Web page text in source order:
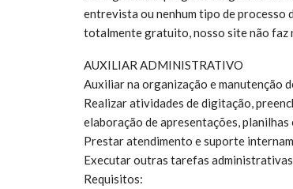
entrevista ou nenhum tipo de processo
totalmente gratuito, nosso site não faz
AUXILIAR ADMINISTRATIVO
Auxiliar na organização e manutenção
Realizar atividades de digitação,
elaboração de apresentações,
Prestar atendimento e suporte
Executar outras tarefas
Requisitos: